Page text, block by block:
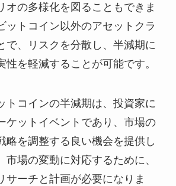
オの多様化を図ることもできま
ットコイン以外のアセットクラ
で、リスクを分散し、半減期に
性を軽減することが可能です。
トコインの半減期は、投資家に
ケットイベントであり、市場の
略を調整する良い機会を提供し
市場の変動に対応するために、
サーチと計画が必要になりま